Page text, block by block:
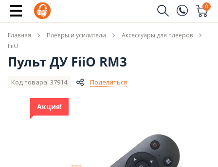
(096)
(044)
0
Имя
Главная Плееры и усилители
Аксессуары для плееров
FiiO
Пульт ДУ FiiO RM3
Код товара: 37914 Поделиться
Акция!
Купить